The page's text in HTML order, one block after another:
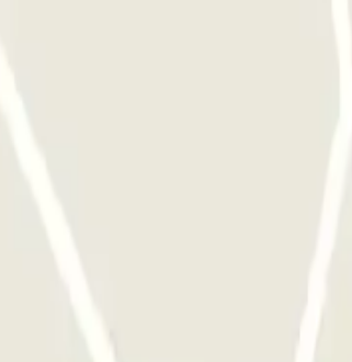
à cet effet pour ouvrir l'entrée. Assurez-
pour l'entrée. MARGE : Vous pouvez accéder